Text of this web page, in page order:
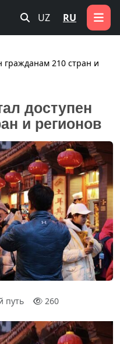
UZ RU
гражданам 210 стран и
доступен
и регионов
путь 260